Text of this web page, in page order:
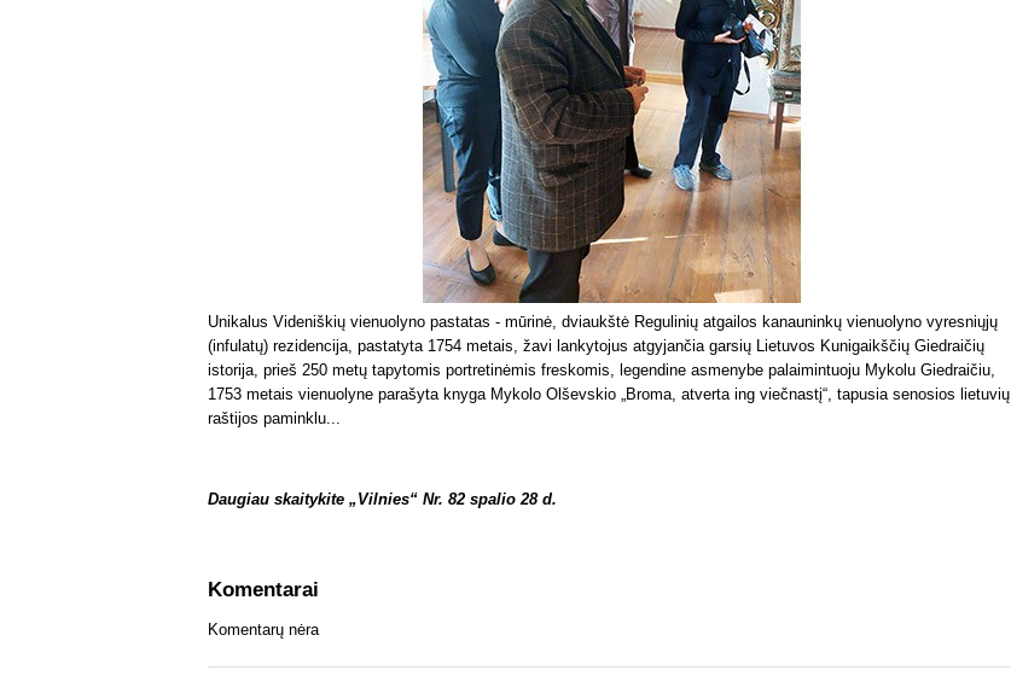
Unikalus Videniškių vienuolyno pastatas - mūrinė, dviaukštė Regulinių atgailos kanauninkų vienuolyno vyresniųjų
(infulatų) rezidencija, pastatyta 1754 metais, žavi lankytojus atgyjančia garsių Lietuvos Kunigaikščių Giedraičių
istorija, prieš 250 metų tapytomis portretinėmis freskomis, legendine asmenybe palaimintuoju Mykolu Giedraičiu,
1753 metais vienuolyne parašyta knyga Mykolo Olševskio „Broma, atverta ing viečnastį“, tapusia senosios lietuvių
raštijos paminklu...
Daugiau skaitykite „Vilnies“ Nr. 82 spalio 28 d.
Komentarai
Komentarų nėra